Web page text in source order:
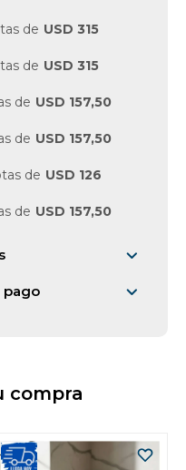
de USD 315
de USD 315
de USD 157,50
de USD 157,50
de USD 126
de USD 157,50
pago
compra